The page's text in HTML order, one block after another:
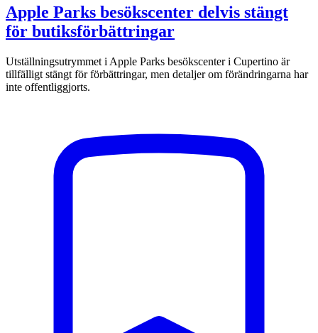
Apple Parks besökscenter delvis stängt
för butiksförbättringar
Utställningsutrymmet i Apple Parks besökscenter i Cupertino är
tillfälligt stängt för förbättringar, men detaljer om förändringarna har
inte offentliggjorts.